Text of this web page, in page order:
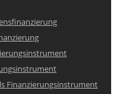
Finanzierungsinstrument